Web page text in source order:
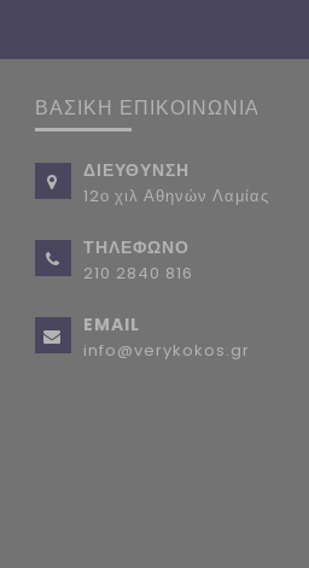
ΒΑΣΙΚΗ ΕΠΙΚΟΙΝΩΝΙΑ
ΔΙΕΥΘΥΝΣΗ
12ο χιλ Αθηνών Λαμίας
ΤΗΛΕΦΩΝΟ
210 2840 816
EMAIL
info@verykokos.gr